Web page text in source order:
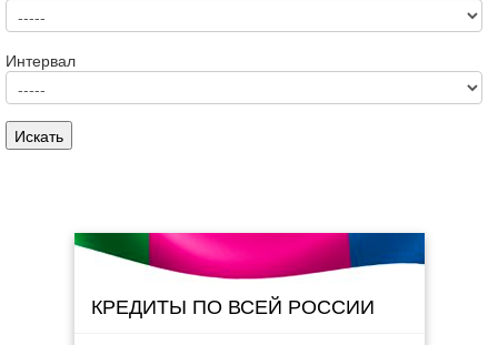
Интервал
КРЕДИТЫ ПО ВСЕЙ РОССИИ